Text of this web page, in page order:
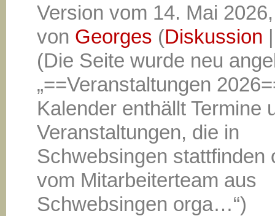
Version vom 14. Mai
von Georges (Diskussion
(Die Seite wurde neu
„==Veranstaltungen
Kalender enthällt Termine
Veranstaltungen, die in
Schwebsingen stattfinden
vom Mitarbeiterteam aus
Schwebsingen orga…“)